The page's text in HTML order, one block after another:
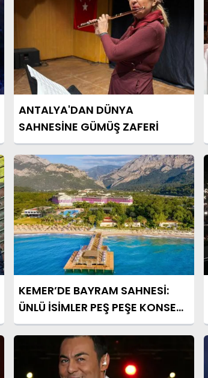
ANTALYA'DAN DÜNYA
SAHNESİNE GÜMÜŞ ZAFERİ
KEMER’DE BAYRAM SAHNESİ:
ÜNLÜ İSİMLER PEŞ PEŞE KONSER
VERECEK